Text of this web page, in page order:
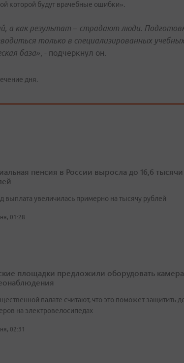
которой будут врачебные ошибки».
а как результат – страдают люди.
только в специализированных учебных
база», - подчеркнул он.
дня.
пенсия в России выросла до 16,6 тысячи
выплата увеличилась примерно на тысячу рублей
01:28
площадки предложили оборудовать
палате считают, что это поможет защитить
на электровелосипедах
02:31